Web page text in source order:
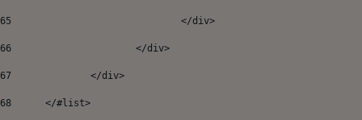
65
				</div>
66
			</div>
67
68
	</#list>